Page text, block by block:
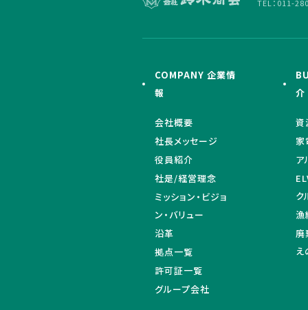
TEL：011-
COMPANY 企業情
報
会社概要
社長メッセージ
役員紹介
社是/経営理念
ミッション・ビジョ
ン・バリュー
沿革
拠点一覧
許可証一覧
グループ会社
介
資
家
ア
ク
漁
廃